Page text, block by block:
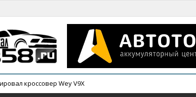
кроссовер Wey V9X